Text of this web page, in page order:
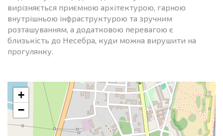
вирізняється приємною архітектурою, гарною
внутрішньою інфраструктурою та зручним
розташуванням, а додатковою перевагою є
близькість до Несебра, куди можна вирушити на
прогулянку.
+
−